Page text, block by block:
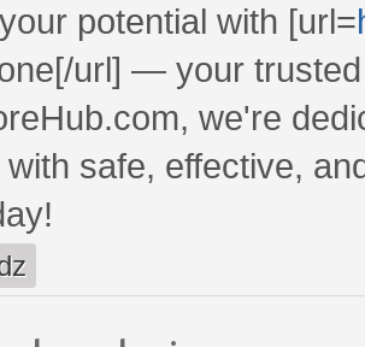
potential with [url=
url] — your
we're
safe, effective,